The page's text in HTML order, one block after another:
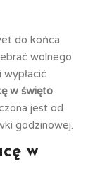
do końca
wolnego
wypłacić
w święto.
jest od
godzinowej.
w